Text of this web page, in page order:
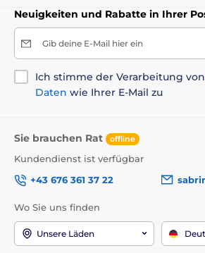
Neuigkeiten und Rabatte in Ihrer
Gib deine E-Mail hier ein
Ich stimme der Verarbeitung von
Daten wie Ihrer E-Mail zu
Sie brauchen Rat offline
Kundendienst ist verfügbar
+43 676 361 37 22
Wo Sie uns finden
Unsere Läden